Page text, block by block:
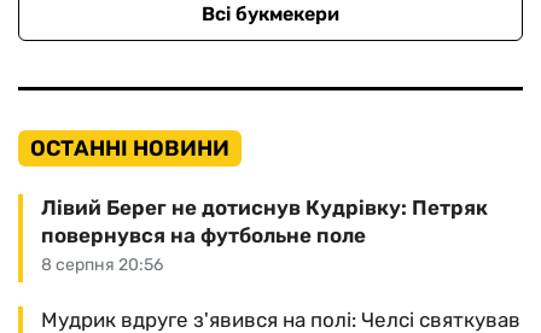
Всі букмекери
ОСТАННІ НОВИНИ
8 серпня 20:56
Лівий Берег не дотиснув Кудрівку: Петряк
повернувся на футбольне поле
Мудрик вдруге з'явився на полі: Челсі святкував